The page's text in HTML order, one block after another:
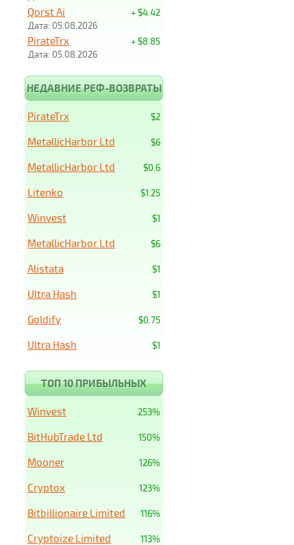
+ $4.42
Qorst Ai
Дата: 05.08.2026
+ $8.85
PirateTrx
Дата: 05.08.2026
НЕДАВНИЕ РЕФ-ВОЗВРАТЫ
$2
PirateTrx
$6
MetallicHarbor Ltd
$0.6
MetallicHarbor Ltd
$1.25
Litenko
$1
Winvest
$6
MetallicHarbor Ltd
$1
Alistata
$1
Ultra Hash
$0.75
Goldify
$1
Ultra Hash
ТОП 10 ПРИБЫЛЬНЫХ
253%
Winvest
150%
BitHubTrade Ltd
126%
Mooner
123%
Cryptox
116%
Bitbillionaire Limited
113%
Cryptoize Limited